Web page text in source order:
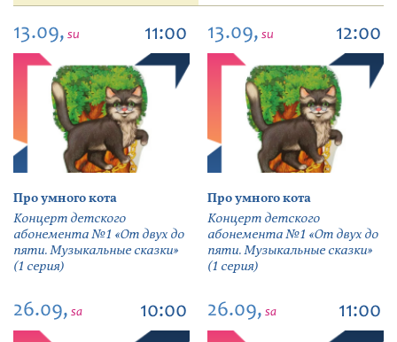
13.09, su 11:00
Про умного кота
Концерт детского
абонемента №1 «От двух до
пяти. Музыкальные сказки»
(1 серия)
13.09, su 12:00
Про умного кота
Концерт детского
абонемента №1 «От двух до
пяти. Музыкальные сказки»
(1 серия)
26.09, sa 10:00 26.09, sa 11:00